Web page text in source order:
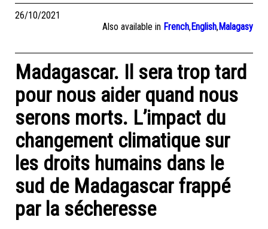
26/10/2021
Also available in French,English,Malagasy
Madagascar. Il sera trop tard
pour nous aider quand nous
serons morts. L’impact du
changement climatique sur
les droits humains dans le
sud de Madagascar frappé
par la sécheresse